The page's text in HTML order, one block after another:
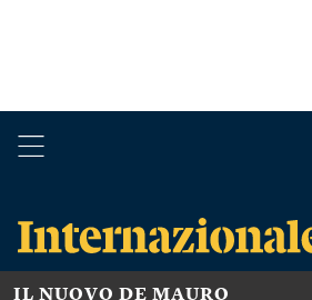
IL NUOVO DE MAURO